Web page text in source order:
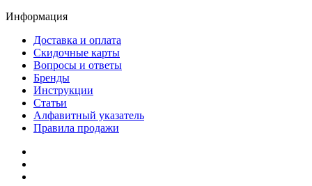
Информация
Доставка и оплата
Скидочные карты
Вопросы и ответы
Бренды
Инструкции
Статьи
Алфавитный указатель
Правила продажи